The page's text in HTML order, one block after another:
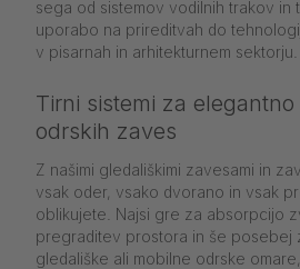
sega od sistemov vodilnih trakov in
uporabo na prireditvah do
v pisarnah in arhitekturnem sektorju.
Tirni sistemi za
odrskih zaves
Z našimi gledališkimi zavesami in
vsak oder, vsako dvorano in vsak
oblikujete. Najsi gre za absorpcijo
pregraditev prostora in še posebej
gledališke ali mobilne odrske